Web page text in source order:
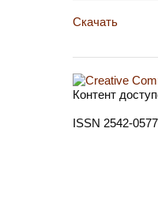
Скачать
Контент
ISSN 2542-